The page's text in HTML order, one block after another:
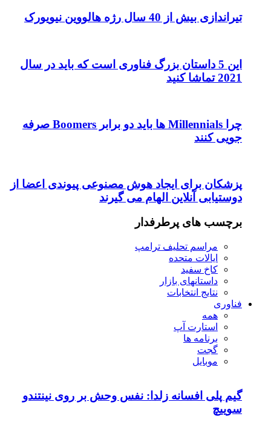
تیراندازی بیش از 40 سال رژه هالووین نیویورک
این 5 داستان بزرگ فناوری است که باید در سال
2021 تماشا کنید
چرا Millennials ها باید دو برابر Boomers صرفه
جویی کنند
پزشکان برای ایجاد هوش مصنوعی پیوندی اعضا از
دوستیابی آنلاین الهام می گیرند
برچسب های پرطرفدار
مراسم تحلیف ترامپ
ایالات متحده
کاخ سفید
داستانهای بازار
نتایج انتخابات
فناوری
همه
استارت آپ
برنامه ها
گجت
موبایل
گیم پلی افسانه زلدا: نفس وحش بر روی نینتندو
سوییچ